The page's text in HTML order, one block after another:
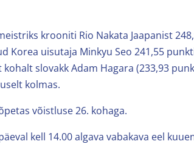
krooniti Rio Nakata Jaapanist
Korea uisutaja Minkyu Seo 241,55
kohalt slovakk Adam Hagara (233,93
kolmas.
võistluse 26. kohaga.
kell 14.00 algava vabakava eel